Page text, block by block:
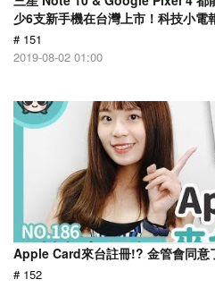
少6支新手機在台灣上市！科技小電
# 151
2019-08-02 01:00
Apple Card來台註冊!? 金管會同意
# 152